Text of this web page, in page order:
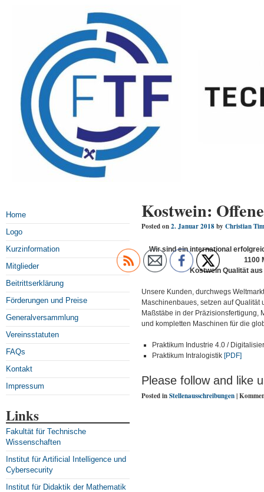
Home
Logo
Kurzinformation
Mitglieder
Beitrittserklärung
Förderungen und Preise
Generalversammlung
Vereinsstatuten
FAQs
Kontakt
Impressum
Links
Fakultät für Technische
Wissenschaften
Institut für Artificial Intelligence und
Cybersecurity
Institut für Didaktik der Mathematik
Kostwein:
Posted on2. Januar 2018by Christian
Wir sind ein international
1100
Kostwein Qualität
Unsere Kunden, durchwegs
Maschinenbaues, setzen auf
Maßstäbe in der Präzisionsfertigung,
und kompletten Maschinen für die
Praktikum Industrie 4.0 /
Praktikum Intralogistik [PDF]
Please follow and like
Posted inStellenausschreibungen|